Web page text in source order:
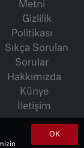
Metni
Gizlilik
Politikası
Sıkça Sorulan
Sorular
Hakkımızda
Künye
İletişim
OK